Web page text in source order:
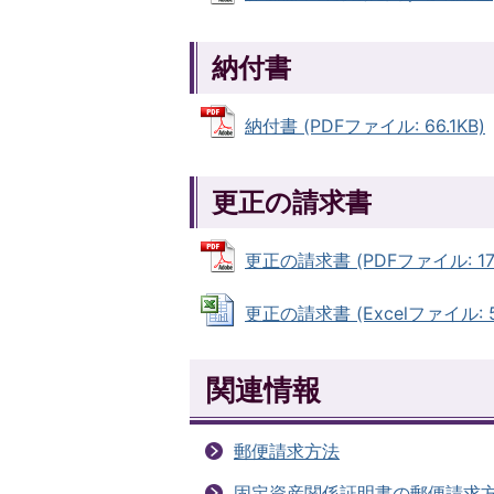
納付書
納付書 (PDFファイル: 66.1KB)
更正の請求書
更正の請求書 (PDFファイル:
更正の請求書 (Excelファイル:
関連情報
郵便請求方法